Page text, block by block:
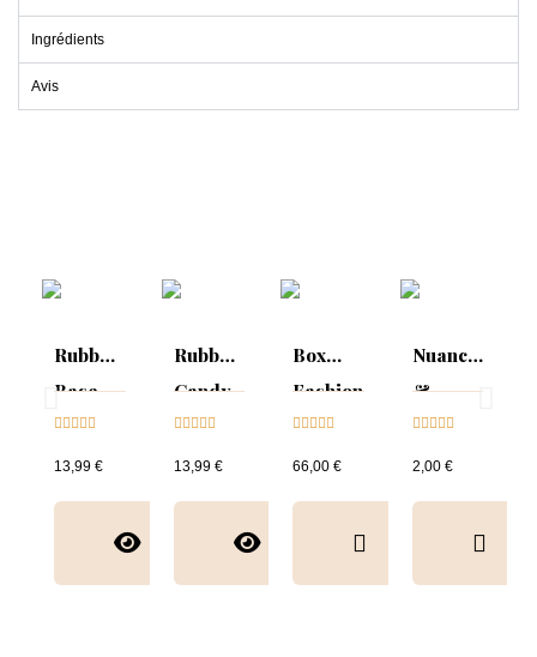
Ingrédients
Avis
Rubber
Base
Candy
Rose

13,99 €
Rubber
Candy
Glitter

13,99 €
Box
Fashion
Week
collection
&
nuancier

66,00 €
Nuancier
&
Sparkling
Collection

2,00 €